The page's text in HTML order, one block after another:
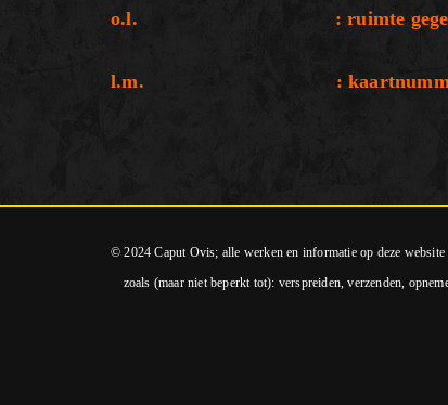
o.l. : ruimte gegevens
l.m. : kaartnummer +
© 2024 Caput Ovis; alle werken en informatie op deze
zoals (maar niet beperkt tot): verspreiden, verzenden,